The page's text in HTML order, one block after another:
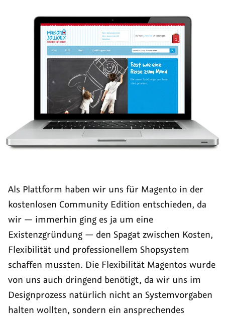
Als Plattform haben wir uns für Magento in der
kostenlosen Community Edition entschieden, da
wir — immerhin ging es ja um eine
Existenzgründung — den Spagat zwischen Kosten,
Flexibilität und professionellem Shopsystem
schaffen mussten. Die Flexibilität Magentos wurde
von uns auch dringend benötigt, da wir uns im
Designprozess natürlich nicht an Systemvorgaben
halten wollten, sondern ein ansprechendes